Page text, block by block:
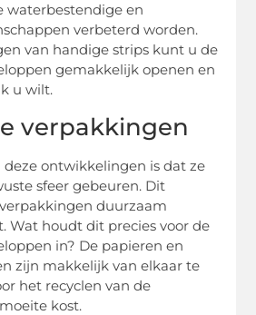
waterbestendige en
verbeterd worden.
van handige strips kunt u de
gemakkelijk openen en
u wilt.
verpakkingen
deze ontwikkelingen is dat ze
sfeer gebeuren. Dit
duurzaam
Wat houdt dit precies voor de
in? De papieren en
zijn makkelijk van elkaar te
het recyclen van de
kost.